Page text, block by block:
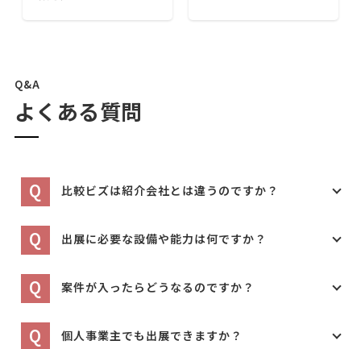
Q&A
よくある質問
Q 比較ビズは紹介会社とは違うのですか？
Q 出展に必要な設備や能力は何ですか？
Q 案件が入ったらどうなるのですか？
Q 個人事業主でも出展できますか？